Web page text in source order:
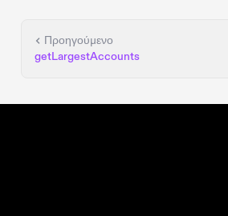
Προηγούμενο
getLargestAccounts